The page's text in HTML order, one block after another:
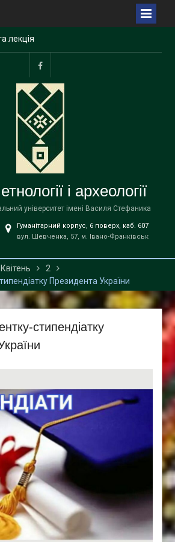
лекція
Макаровича
Makarowicz)
польського
доктора
Інституту
Університету
Міцкевича в
(Республіка
на тему «Bukivna.
Dniestrem»
вступників на
програмою
спеціальності
кафедри
facebook
і археології
університет імені Василя Стефаника
Гуманітарний корпус, 6 поверх, каб. 607
вул. Шевченка, 57, м. Івано-Франківськ
Квітень
2
Президента України
стипендіатку